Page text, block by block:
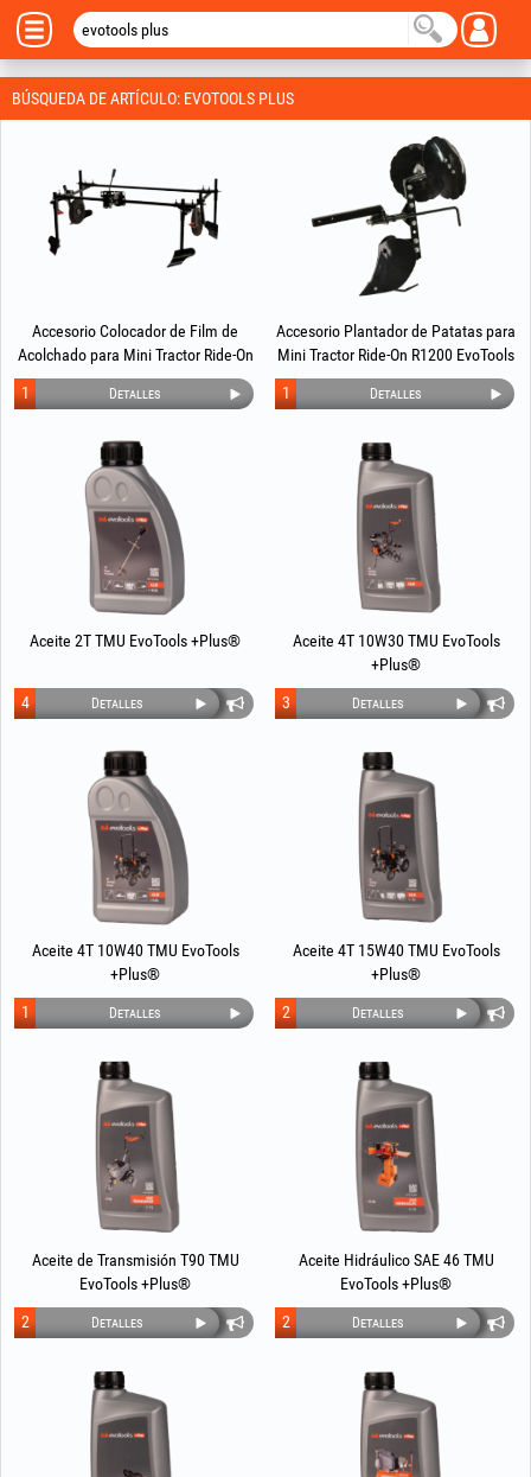
BÚSQUEDA DE ARTÍCULO: EVOTOOLS PLUS
Accesorio Colocador de Film de
Acolchado para Mini Tractor Ride-On
R1200 EvoTools +Plus®
Detalles
1
Accesorio Plantador de Patatas para
Mini Tractor Ride-On R1200 EvoTools
+Plus®
Detalles
1
Aceite 2T TMU EvoTools +Plus®
Detalles
4
Aceite 4T 10W30 TMU EvoTools
+Plus®
Detalles
3
Aceite 4T 10W40 TMU EvoTools
+Plus®
Detalles
1
Aceite 4T 15W40 TMU EvoTools
+Plus®
Detalles
2
Aceite de Transmisión T90 TMU
EvoTools +Plus®
Detalles
2
Aceite Hidráulico SAE 46 TMU
EvoTools +Plus®
Detalles
2